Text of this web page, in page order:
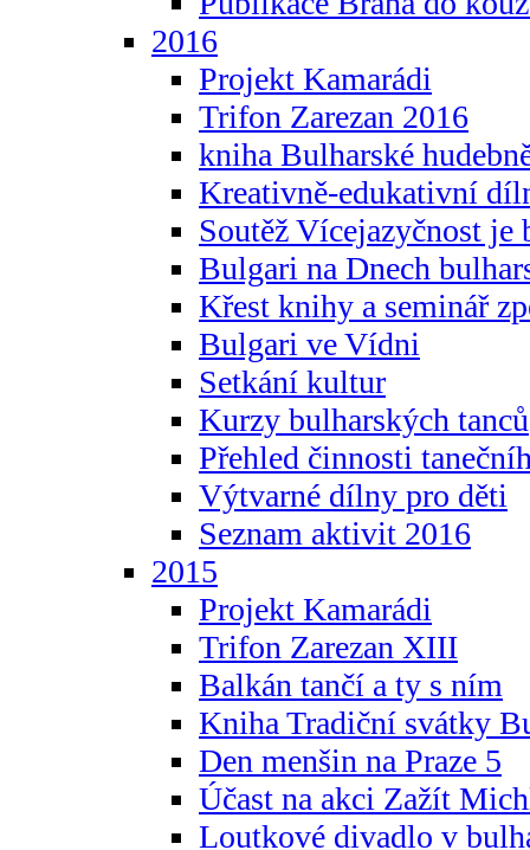
2016
Projekt Kamarádi
Trifon Zarezan 2016
kniha Bulharské
Kreativně-edukativní
Soutěž Vícejazyčnost je
Bulgari na Dnech
Křest knihy a seminář
Bulgari ve Vídni
Setkání kultur
Kurzy bulharských tanců
Přehled činnosti
Výtvarné dílny pro děti
Seznam aktivit 2016
2015
Projekt Kamarádi
Trifon Zarezan XIII
Balkán tančí a ty s ním
Kniha Tradiční svátky
Den menšin na Praze 5
Účast na akci Zažít
Loutkové divadlo v